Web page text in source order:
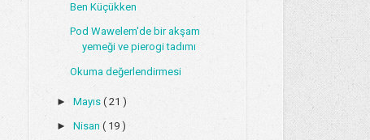
Ben Küçükken
Pod Wawelem'de bir akşam
yemeği ve pierogi tadımı
Okuma değerlendirmesi
► Mayıs ( 21 )
► Nisan ( 19 )